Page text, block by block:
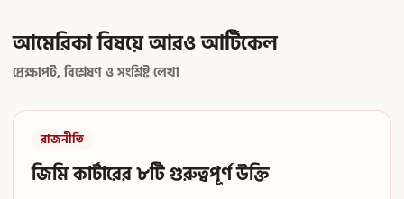
আমেরিকা বিষয়ে আরও আর্টিকেল
প্রেক্ষাপট, বিশ্লেষণ ও সংশ্লিষ্ট লেখা
রাজনীতি
জিমি কার্টারের ৮টি গুরুত্বপূর্ণ উক্তি